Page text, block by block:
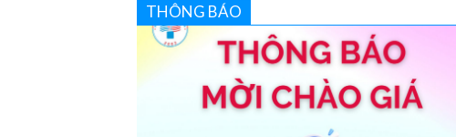
THÔNG BÁO